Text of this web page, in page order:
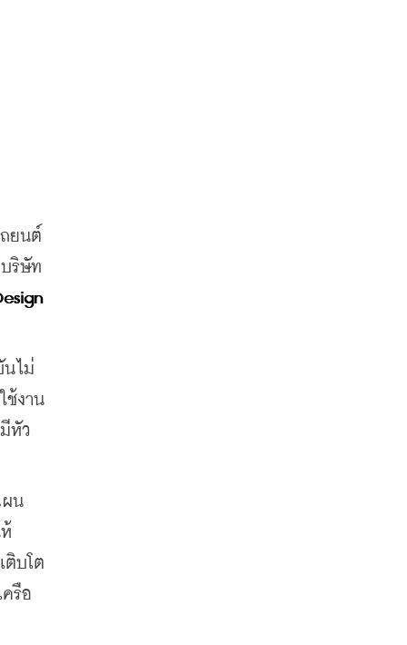
ยนต์
ริษัท
ไม่
ช้งาน
หัว
ผน
ติบโต
รือ